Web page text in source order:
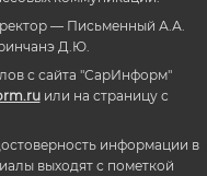
— Письменный А.А.
Д.Ю.
с сайта "СарИнформ"
или на страницу с
информации в
выходят с пометкой